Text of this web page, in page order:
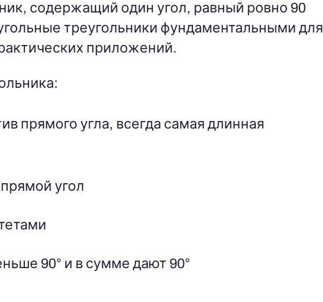
содержащий один угол, равный ровно 90
треугольники фундаментальными для
приложений.
прямого угла, всегда самая длинная
угол
90° и в сумме дают 90°